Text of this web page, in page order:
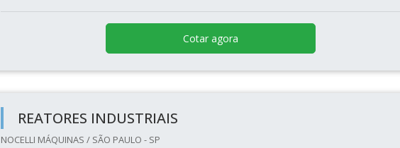
Cotar agora
REATORES INDUSTRIAIS
NOCELLI MÁQUINAS / SÃO PAULO - SP